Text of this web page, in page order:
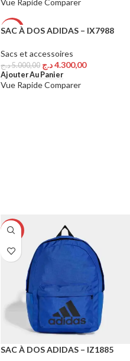
-14%
SAC À DOS ADIDAS – IX7988
Sacs et accessoires
5.000,00د.ج 4.300,00د.ج
Ajouter Au Panier
Vue RapideComparer
-14%
SAC À DOS ADIDAS – IZ1885